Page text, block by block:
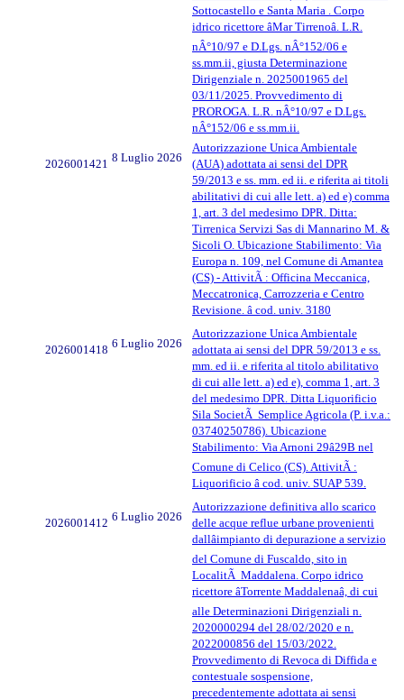
Sottocastello e Santa Maria . Corpo
idrico ricettore âMar Tirrenoâ. L.R.
nÂ°10/97 e D.Lgs. nÂ°152/06 e
ss.mm.ii, giusta Determinazione
Dirigenziale n. 2025001965 del
03/11/2025. Provvedimento di
PROROGA. L.R. nÂ°10/97 e D.Lgs.
nÂ°152/06 e ss.mm.ii.
2026001421 8 Luglio 2026
Autorizzazione Unica Ambientale
(AUA) adottata ai sensi del DPR
59/2013 e ss. mm. ed ii. e riferita ai titoli
abilitativi di cui alle lett. a) ed e) comma
1, art. 3 del medesimo DPR. Ditta:
Tirrenica Servizi Sas di Mannarino M. &
Sicoli O. Ubicazione Stabilimento: Via
Europa n. 109, nel Comune di Amantea
(CS) - AttivitÃ : Officina Meccanica,
Meccatronica, Carrozzeria e Centro
Revisione. â cod. univ. 3180
2026001418 6 Luglio 2026
Autorizzazione Unica Ambientale
adottata ai sensi del DPR 59/2013 e ss.
mm. ed ii. e riferita al titolo abilitativo
di cui alle lett. a) ed e), comma 1, art. 3
del medesimo DPR. Ditta Liquorificio
Sila SocietÃ Semplice Agricola (P. i.v.a.:
03740250786). Ubicazione
Stabilimento: Via Arnoni 29â29B nel
Comune di Celico (CS). AttivitÃ :
Liquorificio â cod. univ. SUAP 539.
2026001412 6 Luglio 2026
Autorizzazione definitiva allo scarico
delle acque reflue urbane provenienti
dallâimpianto di depurazione a servizio
del Comune di Fuscaldo, sito in
LocalitÃ Maddalena. Corpo idrico
ricettore âTorrente Maddalenaâ, di cui
alle Determinazioni Dirigenziali n.
2020000294 del 28/02/2020 e n.
2022000856 del 15/03/2022.
Provvedimento di Revoca di Diffida e
contestuale sospensione,
precedentemente adottata ai sensi